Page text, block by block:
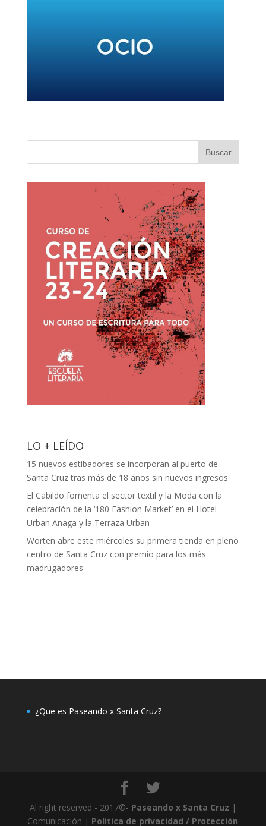
LO + LEÍDO
15 nuevos estibadores se incorporan al puerto de
Santa Cruz tras más de 18 años sin nuevos ingresos
El Cabildo fomenta el sector textil y la Moda con la
celebración de la ‘180 Fashion Market’ en el Hotel
Urban Anaga y la Terraza Urban
Worten abre este miércoles su primera tienda en pleno
centro de Santa Cruz con premio para los más
madrugadores
¿Que es Paseando x Santa Cruz?
Al right reserved - 2017©- Paseando x Santa Cruz |
Comunicación | Politica de privacidad / Protección